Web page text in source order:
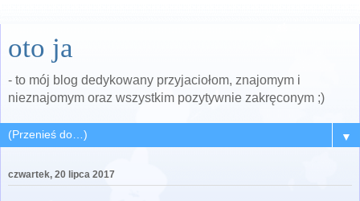
oto ja
- to mój blog dedykowany przyjaciołom, znajomym i
nieznajomym oraz wszystkim pozytywnie zakręconym ;)
▼
czwartek, 20 lipca 2017